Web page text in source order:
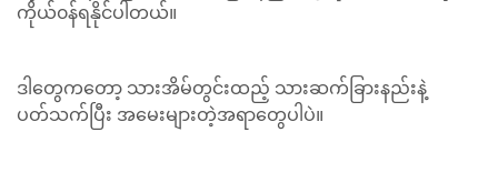
ကိုယ်၀န်ရနိုင်ပါတယ်။
ဒါတွေကတော့ သားအိမ်တွင်းထည့် သားဆက်ခြားနည်းနဲ့
ပတ်သက်ပြီး အမေးများတဲ့အရာတွေပါပဲ။